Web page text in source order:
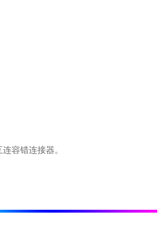
容错连接器。